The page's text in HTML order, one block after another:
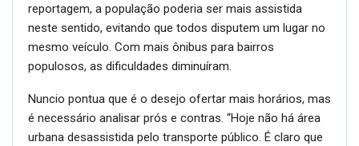
reportagem, a população poderia ser mais assistida
neste sentido, evitando que todos disputem um lugar no
mesmo veículo. Com mais ônibus para bairros
populosos, as dificuldades diminuíram.
Nuncio pontua que é o desejo ofertar mais horários, mas
é necessário analisar prós e contras. “Hoje não há área
urbana desassistida pelo transporte público. É claro que